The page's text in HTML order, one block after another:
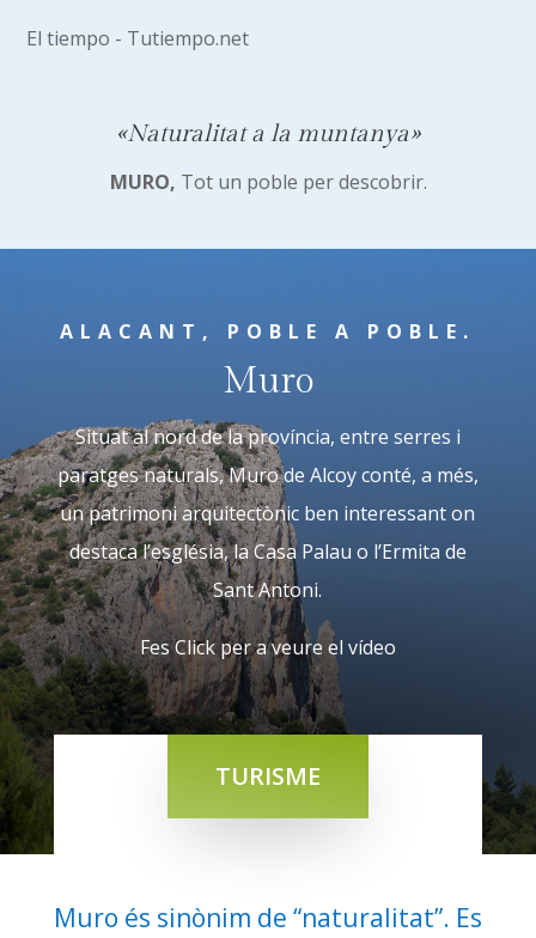
El tiempo - Tutiempo.net
«Naturalitat a la muntanya»
MURO, Tot un poble per descobrir.
ALACANT, POBLE A POBLE.
Muro
Situat al nord de la província, entre serres i
paratges naturals, Muro de Alcoy conté, a més,
un patrimoni arquitectònic ben interessant on
destaca l’església, la Casa Palau o l’Ermita de
Sant Antoni.
Fes Click per a veure el vídeo
TURISME
Muro és sinònim de “naturalitat”. Es